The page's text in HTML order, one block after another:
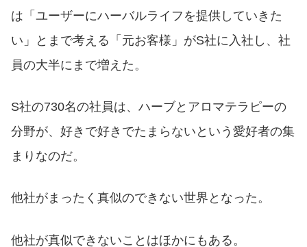
は「ユーザーにハーバルライフを提供していきた
い」とまで考える「元お客様」がS社に入社し、社
員の大半にまで増えた。
S社の730名の社員は、ハーブとアロマテラピーの
分野が、好きで好きでたまらないという愛好者の集
まりなのだ。
他社がまったく真似のできない世界となった。
他社が真似できないことはほかにもある。